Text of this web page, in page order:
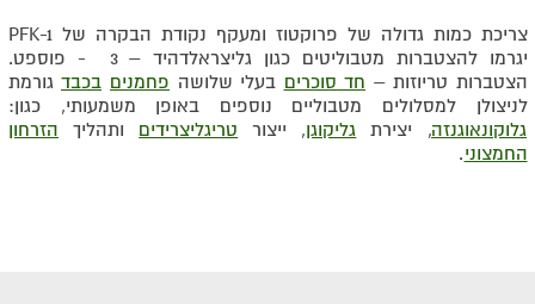
צריכת כמות גדולה של פרוקטוז ומעקף נקודת הבקרה של PFK-1
יגרמו להצטברות מטבוליטים כגון גליצראלדהיד – 3 - פוספט.
הצטברות טריוזות – חד סוכרים בעלי שלושה פחמנים בכבדגורמת
לניצולן למסלולים מטבוליים נוספים באופן משמעותי, כגון:
גלוקונאוגנזה, יצירת גליקוגן, ייצור טריגליצרידים ותהליך הזרחון
החמצוני.